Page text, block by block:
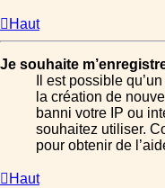
Haut
Je souhaite
Il est possible
la création de
banni votre IP ou
souhaitez utiliser.
pour obtenir de
Haut